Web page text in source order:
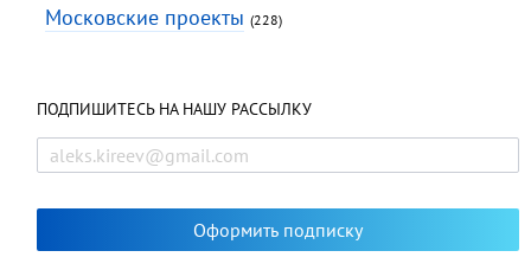
Московские проекты (228)
ПОДПИШИТЕСЬ НА НАШУ РАССЫЛКУ